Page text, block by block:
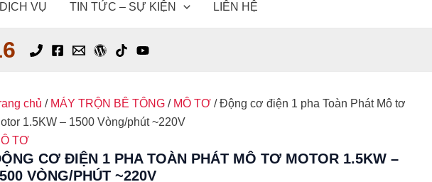
DỊCH VỤ TIN TỨC – SỰ KIỆN LIÊN HỆ
chủ / MÁY TRỘN BÊ TÔNG / MÔ TƠ / Động cơ điện 1 pha Toàn Phát Mô tơ
1.5KW – 1500 Vòng/phút ~220V
TƠ
CƠ ĐIỆN 1 PHA TOÀN PHÁT MÔ TƠ MOTOR 1.5KW –
VÒNG/PHÚT ~220V